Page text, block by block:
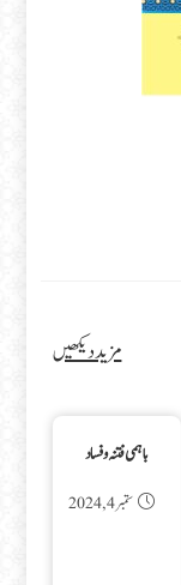
مزید دیکھیں
باہمی فتنہ و فساد
ستمبر 4, 2024